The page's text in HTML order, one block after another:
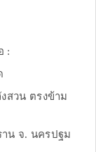
:
สวน ตรงข้าม
น จ. นครปฐม